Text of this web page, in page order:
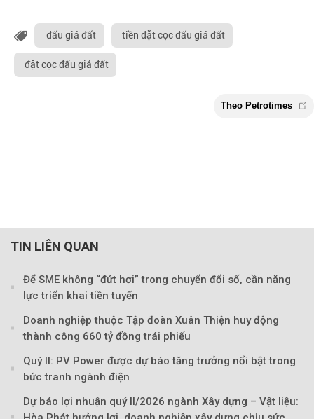
đấu giá đất tiền đặt cọc đấu giá đất
đặt cọc đấu giá đất
Theo
TIN LIÊN QUAN
Để SME không “đứt hơi” trong chuyển đổi số, cần năng
lực triển khai tiền tuyến
Doanh nghiệp thuộc Tập đoàn Xuân Thiện huy động
thành công 660 tỷ đồng trái phiếu
Quý II: PV Power được dự báo tăng trưởng nổi bật trong
bức tranh ngành điện
Dự báo lợi nhuận quý II/2026 ngành Xây dựng – Vật liệu: